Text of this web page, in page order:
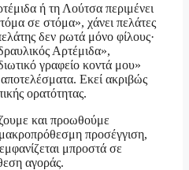
ή τη Λούτσα περιμένει
σε στόμα», χάνει πελάτες
δεν ρωτά μόνο φίλους·
Αρτέμιδα»,
γραφείο κοντά μου»
Εκεί ακριβώς
ορατότητας.
και προωθούμε
προσέγγιση,
μπροστά σε
αγοράς.